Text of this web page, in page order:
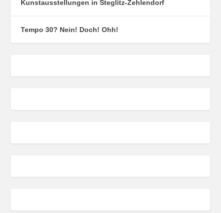
Kunstausstellungen in Steglitz-Zehlendorf
Tempo 30? Nein! Doch! Ohh!